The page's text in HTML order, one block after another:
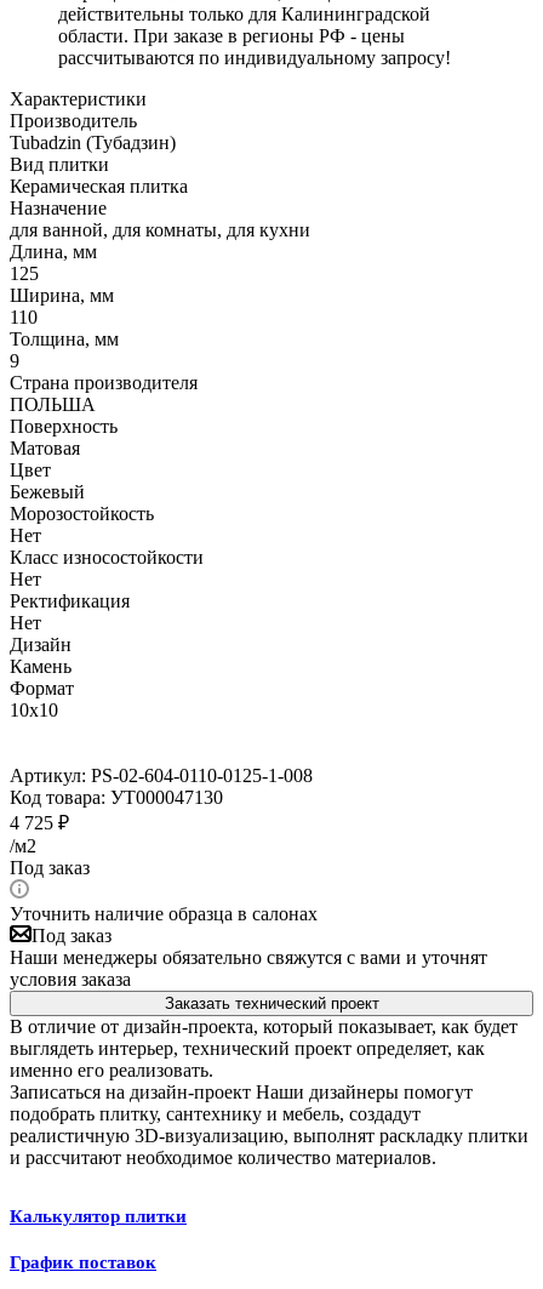
действительны только для Калининградской
области. При заказе в регионы РФ - цены
рассчитываются по индивидуальному запросу!
Характеристики
Производитель
Tubadzin (Тубадзин)
Вид плитки
Керамическая плитка
Назначение
для ванной, для комнаты, для кухни
Длина, мм
125
Ширина, мм
110
Толщина, мм
9
Страна производителя
ПОЛЬША
Поверхность
Матовая
Цвет
Бежевый
Морозостойкость
Нет
Класс износостойкости
Нет
Ректификация
Нет
Дизайн
Камень
Формат
10x10
Артикул: PS-02-604-0110-0125-1-008
Код товара: УТ000047130
4 725 ₽
/м2
Под заказ
Уточнить наличие образца в салонах
Под заказ
Наши менеджеры обязательно свяжутся с вами и уточнят
условия заказа
Заказать технический проект
В отличие от дизайн-проекта, который показывает, как будет
выглядеть интерьер, технический проект определяет, как
именно его реализовать.
Записаться на дизайн-проект Наши дизайнеры помогут
подобрать плитку, сантехнику и мебель, создадут
реалистичную 3D-визуализацию, выполнят раскладку плитки
и рассчитают необходимое количество материалов.
Калькулятор плитки
График поставок